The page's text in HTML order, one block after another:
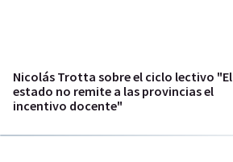
Nicolás Trotta sobre el ciclo lectivo "El
estado no remite a las provincias el
incentivo docente"